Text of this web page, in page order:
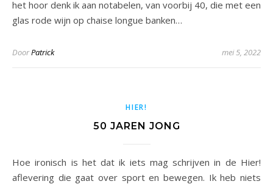
het hoor denk ik aan notabelen, van voorbij 40, die met een
glas rode wijn op chaise longue banken…
DoorPatrick mei 5, 2022
HIER!
50 JAREN JONG
Hoe ironisch is het dat ik iets mag schrijven in de Hier!
aflevering die gaat over sport en bewegen. Ik heb niets